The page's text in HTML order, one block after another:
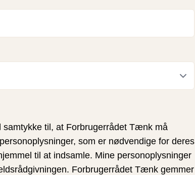
samtykke til, at Forbrugerrådet Tænk må
som er nødvendige for deres
til at indsamle. Mine personoplysninger
Forbrugerrådet Tænk gemmer